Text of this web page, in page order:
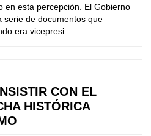
en esta percepción. El Gobierno
serie de documentos que
era vicepresi...
CON EL
HISTÓRICA